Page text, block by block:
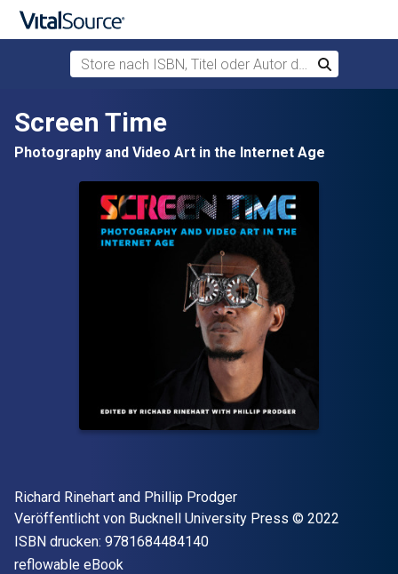
Zum Hauptinhalt springen
Store nach ISBN, Titel oder Autor durchsuchen
Suchen
Screen Time
Photography and Video Art in the Internet Age
Autor(en)
Richard Rinehart and Phillip Prodger
Verleger
Veröffentlicht von Bucknell University Press Copyright
© 2022
ISBN drucken: 9781684484140"ISBN-13 9781684484140"
Format
reflowable eBook